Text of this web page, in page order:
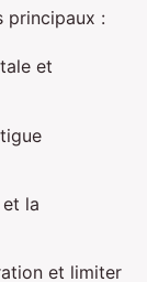
principaux :
et
la
et limiter